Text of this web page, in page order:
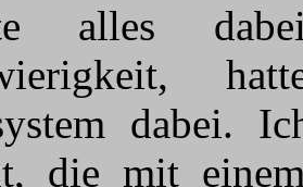
alles
dabei.
die mit